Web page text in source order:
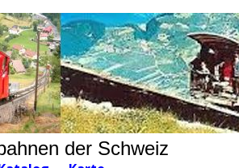
der Schweiz